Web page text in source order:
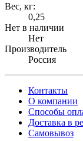
Вес, кг:
0,25
Нет в наличии
Нет
Производитель
Россия
Контакты
О компании
Способы
Доставка в
Самовывоз